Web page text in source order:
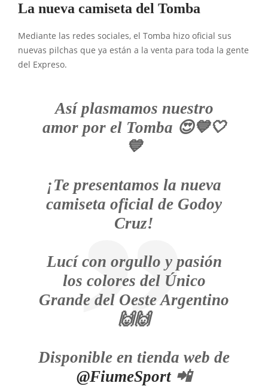
La nueva camiseta del Tomba
Mediante las redes sociales, el Tomba hizo oficial sus
nuevas pilchas que ya están a la venta para toda la gente
del Expreso.
Así plasmamos nuestro
amor por el Tomba 😍💙🤍
💙
¡Te presentamos la nueva
camiseta oficial de Godoy
Cruz!
Lucí con orgullo y pasión
los colores del Único
Grande del Oeste Argentino
🙌🙌
Disponible en tienda web de
@FiumeSport 📲